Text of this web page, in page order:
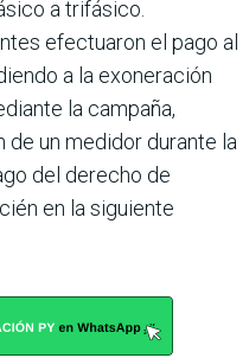
a trifásico.
efectuaron el pago al
a la exoneración
la campaña,
un medidor durante la
del derecho de
en la siguiente